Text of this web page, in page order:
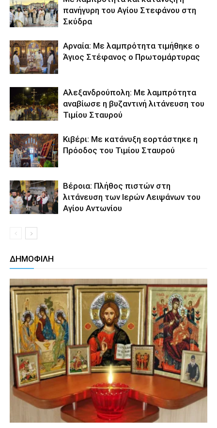
πανήγυρη του Αγίου Στεφάνου στη
Σκύδρα
Αρναία: Με λαμπρότητα τιμήθηκε ο
Άγιος Στέφανος ο Πρωτομάρτυρας
Αλεξανδρούπολη: Με λαμπρότητα
αναβίωσε η βυζαντινή λιτάνευση του
Τιμίου Σταυρού
Κιβέρι: Με κατάνυξη εορτάστηκε η
Πρόοδος του Τιμίου Σταυρού
Βέροια: Πλήθος πιστών στη
λιτάνευση των Ιερών Λειψάνων του
Αγίου Αντωνίου
ΔΗΜΟΦΙΛΗ